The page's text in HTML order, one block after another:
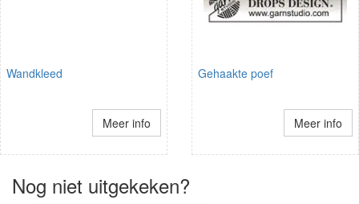
Wandkleed
Meer info
Gehaakte poef
Meer info
Nog niet uitgekeken?